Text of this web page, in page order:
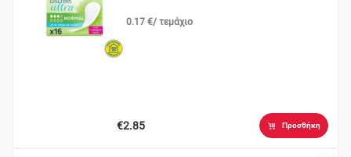
0.17 €/ τεμάχιο
€2.85 Προσθήκη